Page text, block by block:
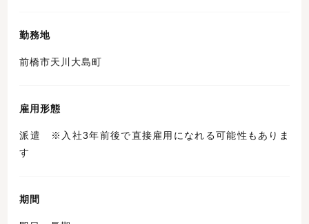
勤務地
前橋市天川大島町
雇用形態
派遣 ※入社3年前後で直接雇用になれる可能性もありま
す
期間